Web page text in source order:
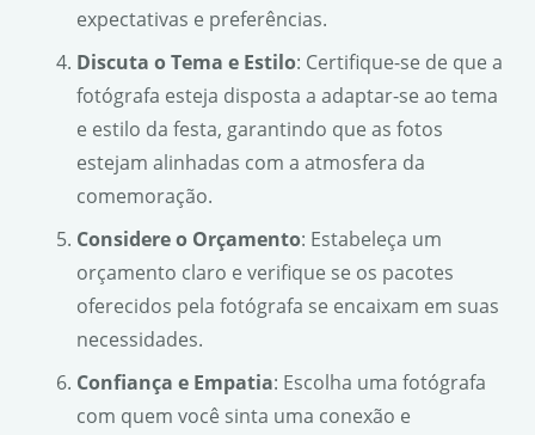
expectativas e preferências.
Discuta o Tema e Estilo: Certifique-se de que a
fotógrafa esteja disposta a adaptar-se ao tema
e estilo da festa, garantindo que as fotos
estejam alinhadas com a atmosfera da
comemoração.
Considere o Orçamento: Estabeleça um
orçamento claro e verifique se os pacotes
oferecidos pela fotógrafa se encaixam em suas
necessidades.
Confiança e Empatia: Escolha uma fotógrafa
com quem você sinta uma conexão e